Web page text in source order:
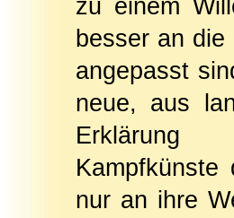
zu einem
besser an
angepasst
neue, aus
nur an ihre